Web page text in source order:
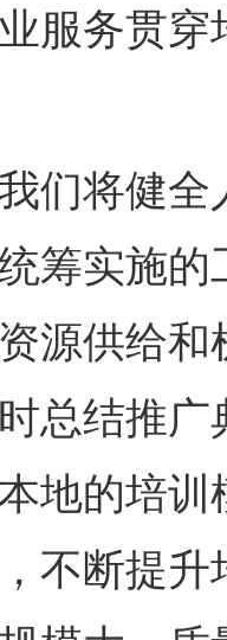
服务贯
将健全
筹实施
源供给
总结推
地的培
不断提